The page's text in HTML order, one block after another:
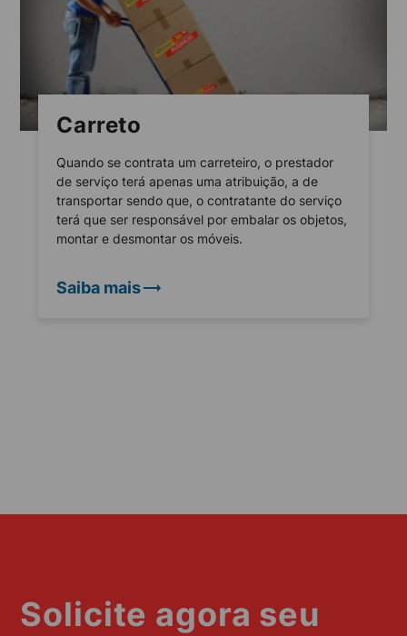
Carreto
Quando se contrata um carreteiro, o prestador
de serviço terá apenas uma atribuição, a de
transportar sendo que, o contratante do serviço
terá que ser responsável por embalar os objetos,
montar e desmontar os móveis.
Saiba mais
Solicite agora seu